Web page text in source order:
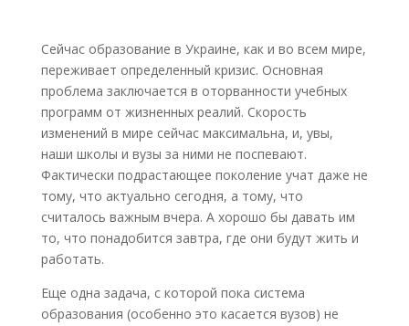
Сейчас образование в Украине, как и во всем мире,
переживает определенный кризис. Основная
проблема заключается в оторванности учебных
программ от жизненных реалий. Скорость
изменений в мире сейчас максимальна, и, увы,
наши школы и вузы за ними не поспевают.
Фактически подрастающее поколение учат даже не
тому, что актуально сегодня, а тому, что
считалось важным вчера. А хорошо бы давать им
то, что понадобится завтра, где они будут жить и
работать.
Еще одна задача, с которой пока система
образования (особенно это касается вузов) не